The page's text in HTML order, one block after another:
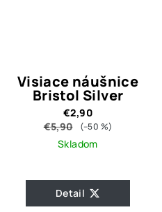
Visiace náušnice
Bristol Silver
€2,90
€5,90
(–50 %)
Skladom
Detail